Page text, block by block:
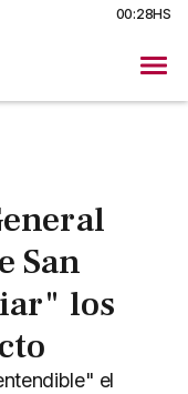
00:28HS
San
los
el